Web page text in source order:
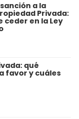
a la
Privada:
ceder en la Ley
qué
favor y cuáles